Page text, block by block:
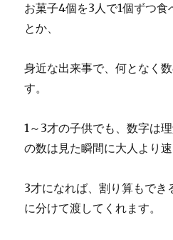
お菓子4個を3人で1個ずつ食
とか、
身近な出来事で、何となく
す。
1～3才の子供でも、数字は
の数は見た瞬間に大人より速
3才になれば、割り算もでき
に分けて渡してくれます。